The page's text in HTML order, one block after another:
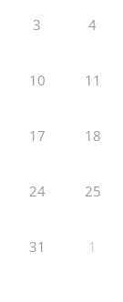
3 4
10 11
17 18
24 25
31 1